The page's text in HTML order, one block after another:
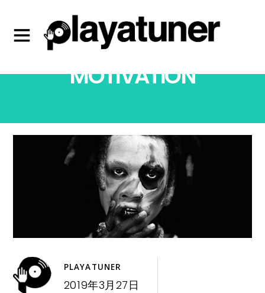
MOTIVATION
PLAYATUNER
2019年3月27日